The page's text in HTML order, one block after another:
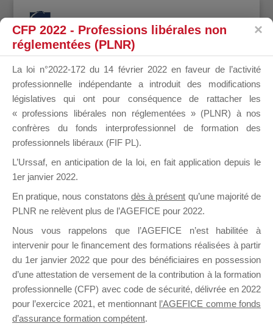
HUIBAN
NATHALIE
il y a 7 ans
Profil Groupes 0 Forums
CFP 2022 - Professions libérales non
réglementées (PLNR)
La loi n°2022-172 du 14 février 2022 en faveur de l’activité
professionnelle indépendante a introduit des modifications
législatives qui ont pour conséquence de rattacher les
« professions libérales non réglementées » (PLNR) à nos
confrères du fonds interprofessionnel de formation des
professionnels libéraux (FIF PL).
L’Urssaf, en anticipation de la loi, en fait application depuis le
1er janvier 2022.
En pratique, nous constatons dès à présent qu’une majorité de
PLNR ne relèvent plus de l’AGEFICE pour 2022.
Nous vous rappelons que l’AGEFICE n’est habilitée à
intervenir pour le financement des formations réalisées à partir
du 1er janvier 2022 que pour des bénéficiaires en possession
d’une attestation de versement de la contribution à la formation
professionnelle (CFP) avec code de sécurité, délivrée en 2022
pour l’exercice 2021, et mentionnant l’AGEFICE comme fonds
d’assurance formation compétent.